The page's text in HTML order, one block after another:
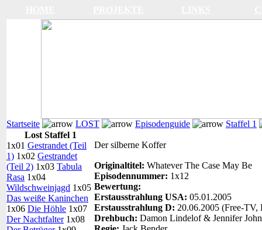
Startseite LOST Episodenguide
Staffel 1
Lost Staffel 1
1x01 Gestrandet (Teil
1) 1x02 Gestrandet
(Teil 2) 1x03 Tabula
Rasa 1x04
Wildschweinjagd 1x05
Das weiße Kaninchen
1x06 Die Höhle 1x07
Der Nachtfalter1x08
Der silberne Koffer
Originaltitel: Whatever The Case May Be
Episodennummer: 1x12
Bewertung:
Erstausstrahlung USA: 05.01.2005
Erstausstrahlung D: 20.06.2005 (Free-TV,
Drehbuch: Damon Lindelof & Jennifer